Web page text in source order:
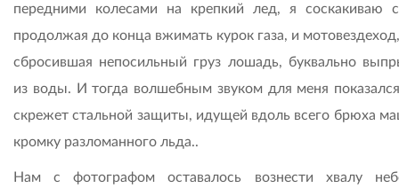
передними колесами на крепкий лед, я соскакиваю
продолжая до конца вжимать курок газа, и
сбросившая непосильный груз лошадь, буквально
из воды. И тогда волшебным звуком для меня
скрежет стальной защиты, идущей вдоль всего брюха
кромку разломанного льда..
Нам с фотографом оставалось вознести хвалу